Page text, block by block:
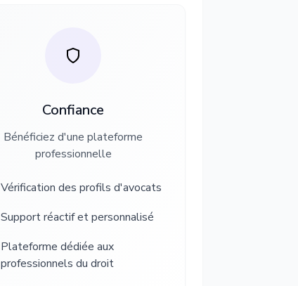
Confiance
Bénéficiez d'une plateforme
professionnelle
Vérification des profils d'avocats
Support réactif et personnalisé
Plateforme dédiée aux
professionnels du droit